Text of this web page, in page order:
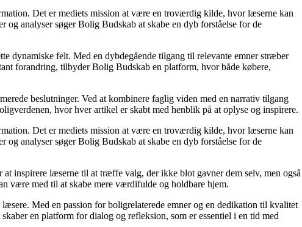
Det er mediets mission at være en troværdig kilde, hvor læserne kan
og analyser søger Bolig Budskab at skabe en dyb forståelse for de
dynamiske felt. Med en dybdegående tilgang til relevante emner stræber
forandring, tilbyder Bolig Budskab en platform, hvor både købere,
beslutninger. Ved at kombinere faglig viden med en narrativ tilgang
hvor hver artikel er skabt med henblik på at oplyse og inspirere.
Det er mediets mission at være en troværdig kilde, hvor læserne kan
og analyser søger Bolig Budskab at skabe en dyb forståelse for de
inspirere læserne til at træffe valg, der ikke blot gavner dem selv, men også
være med til at skabe mere værdifulde og holdbare hjem.
Med en passion for boligrelaterede emner og en dedikation til kvalitet
en platform for dialog og refleksion, som er essentiel i en tid med